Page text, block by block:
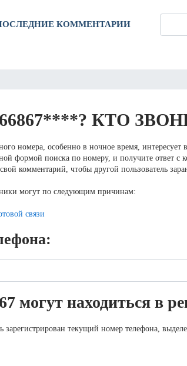
КОММЕНТАРИИ
КТО
номера, особенно в ночное время, интересует
формой поиска по номеру, и получите ответ
комментарий, чтобы другой пользователь
могут по следующим причинам:
связи
могут находиться в
зарегистрирован текущий номер телефона,